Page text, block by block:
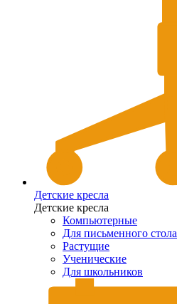
Детские кресла
Детские кресла
Компьютерные
Для письменного стола
Растущие
Ученические
Для школьников